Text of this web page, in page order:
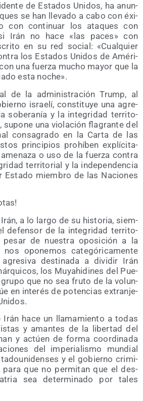
de Esta­dos Uni­dos, ha anun­
se han lle­va­do a cabo con éxi­
con con­ti­nuar los ata­ques con
Irán no hace «las paces» con
en su red social: «Cual­quier
los Esta­dos Uni­dos de Amé­ri­
una fuer­za mucho mayor que la
esta noche».
de la admi­nis­tra­ción Trump, al
israe­lí, cons­ti­tu­ye una agre­
sobe­ra­nía y la inte­gri­dad terri­to­
supo­ne una vio­la­ción fla­gran­te del
con­sa­gra­do en la Car­ta de las
prin­ci­pios prohí­ben explí­ci­ta­
o uso de la fuer­za con­tra
terri­to­rial y la inde­pen­den­cia
Esta­do miem­bro de las Nacio­nes
a lo lar­go de su his­to­ria, siem­
defen­sor de la inte­gri­dad terri­to­
de nues­tra opo­si­ción a la
nos opo­ne­mos cate­gó­ri­ca­men­te
des­ti­na­da a divi­dir Irán
los Muyahi­di­nes del Pue­
que no sea fru­to de la volun­
en inte­rés de poten­cias extran­je­
Irán hace un lla­ma­mien­to a todas
y aman­tes de la liber­tad del
y actúen de for­ma coor­di­na­da
del impe­ria­lis­mo mun­dial
y el gobierno cri­mi­
para que no per­mi­tan que el des­
sea deter­mi­na­do por tales